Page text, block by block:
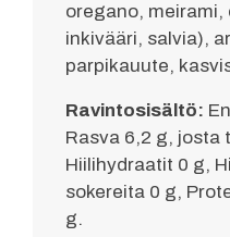
oregano, meirami,
inkivääri, salvia),
parpikauute,
Ravintosisältö:
Rasva 6,2 g, josta
Hiilihydraatit 0 g,
sokereita 0 g,
g.